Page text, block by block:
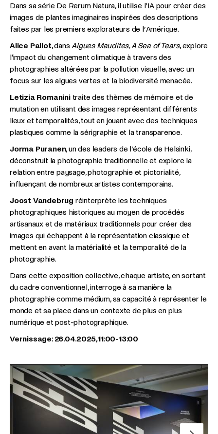
Dans sa série De Rerum Natura, il utilise l’IA pour créer des
images de plantes imaginaires inspirées des descriptions
faites par les premiers explorateurs de l’Amérique.
Alice Pallot, dans Algues Maudites, A Sea of Tears, explore
l'impact du changement climatique à travers des
photographies altérées par la pollution visuelle, avec un
focus sur les algues vertes et la biodiversité menacée.
Letizia Romanini traite des thèmes de mémoire et de
mutation en utilisant des images représentant différents
lieux et temporalités, tout en jouant avec des techniques
plastiques comme la sérigraphie et la transparence.
Jorma Puranen, un des leaders de l’école de Helsinki,
déconstruit la photographie traditionnelle et explore la
relation entre paysage, photographie et pictorialité,
influençant de nombreux artistes contemporains.
Joost Vandebrug réinterprète les techniques
photographiques historiques au moyen de procédés
artisanaux et de matériaux traditionnels pour créer des
images qui échappent à la représentation classique et
mettent en avant la matérialité et la temporalité de la
photographie.
Dans cette exposition collective, chaque artiste, en sortant
du cadre conventionnel, interroge à sa manière la
photographie comme médium, sa capacité à représenter le
monde et sa place dans un contexte de plus en plus
numérique et post-photographique.
Vernissage: 26.04.2025, 11:00-13:00